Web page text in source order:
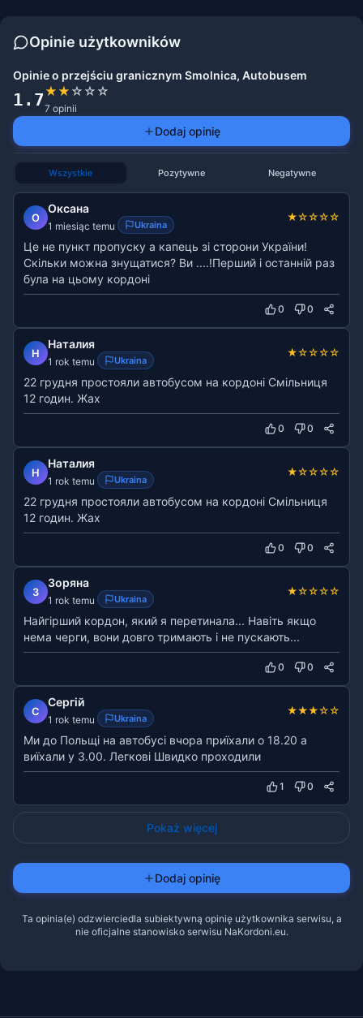
Opinie użytkowników
Opinie o przejściu granicznym Smolnica, Autobusem
1.7★★☆☆☆
7 opinii
Dodaj opinię
Wszystkie Pozytywne Negatywne
О
Оксана
1 miesiąc temu Ukraina
★☆☆☆☆
Це не пункт пропуску а капець зі сторони України!
Скільки можна знущатися? Ви ....!Перший і останній раз
була на цьому кордоні
0 0
Н
Наталия
1 rok temu Ukraina
★☆☆☆☆
22 грудня простояли автобусом на кордоні Смільниця
12 годин. Жах
0 0
Н
Наталия
1 rok temu Ukraina
★☆☆☆☆
22 грудня простояли автобусом на кордоні Смільниця
12 годин. Жах
0 0
З
Зоряна
1 rok temu Ukraina
★☆☆☆☆
Найгірший кордон, який я перетинала... Навіть якщо
нема черги, вони довго тримають і не пускають...
0 0
С
Сергій
1 rok temu Ukraina
★★★☆☆
Ми до Польщі на автобусі вчора приїхали о 18.20 а
виїхали у 3.00. Легкові Швидко проходили
1 0
Pokaż więcej
Dodaj opinię
Ta opinia(e) odzwierciedla subiektywną opinię użytkownika serwisu, a
nie oficjalne stanowisko serwisu NaKordoni.eu.